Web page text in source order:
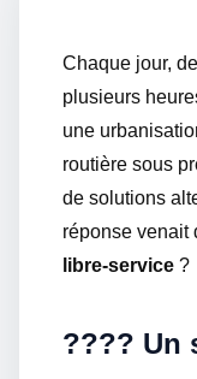
Chaque jour,
plusieurs
une
routière sous
de solutions
réponse venait
libre-service ?
???? Un